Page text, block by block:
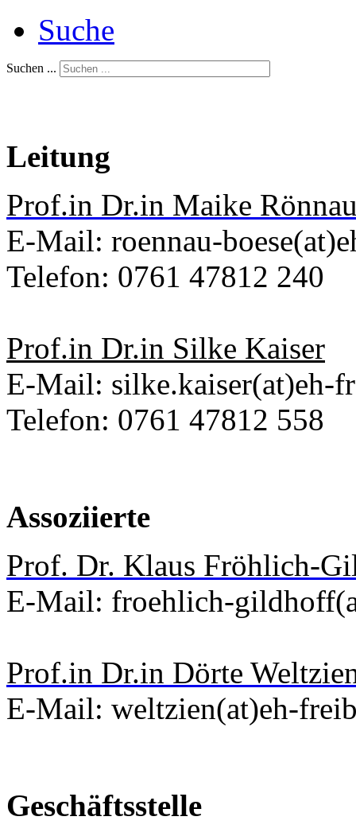
Suche
Suchen ...
Leitung
Prof.in Dr.in Maike
E-Mail: roennau-
Telefon: 0761 47812 240
Prof.in Dr.in Silke Kaiser
E-Mail: silke.kaiser(at)eh-
Telefon: 0761 47812 558
Assoziierte
Prof. Dr. Klaus Fröhlich-
E-Mail: froehlich-
Prof.in Dr.in Dörte
E-Mail: weltzien(at)eh-
Geschäftsstelle